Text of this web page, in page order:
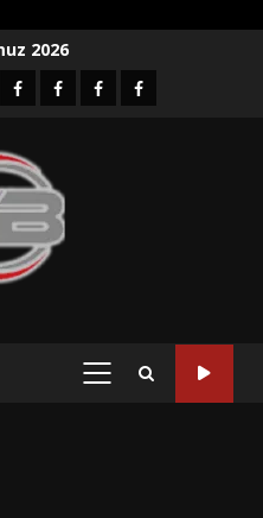
2026
facebook-Facebook-
Facebook-Facebook-
PRIMARY